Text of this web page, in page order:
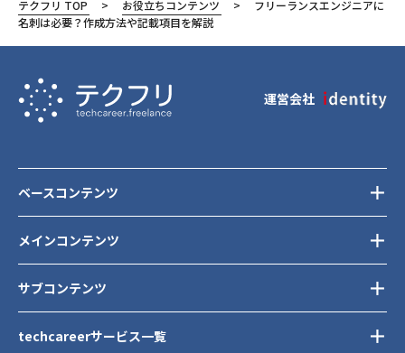
テクフリ TOP お役立ちコンテンツ
フリーランスエンジニアに
名刺は必要？作成方法や記載項目を解説
運営会社
メインコンテンツ
サブコンテンツ
ベースコンテンツ
techcareerサービス一覧